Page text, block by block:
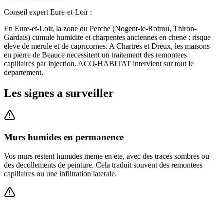
Conseil expert Eure-et-Loir:
En Eure-et-Loir, la zone du Perche (Nogent-le-Rotrou, Thiron-
Gardais) cumule humidite et charpentes anciennes en chene : risque
eleve de merule et de capricornes. A Chartres et Dreux, les maisons
en pierre de Beauce necessitent un traitement des remontees
capillaires par injection. ACO-HABITAT intervient sur tout le
departement.
Les signes a surveiller
Murs humides en permanence
Vos murs restent humides meme en ete, avec des traces sombres ou
des decollements de peinture. Cela traduit souvent des remontees
capillaires ou une infiltration laterale.